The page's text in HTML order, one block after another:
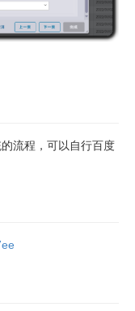
流程，可以自行百度